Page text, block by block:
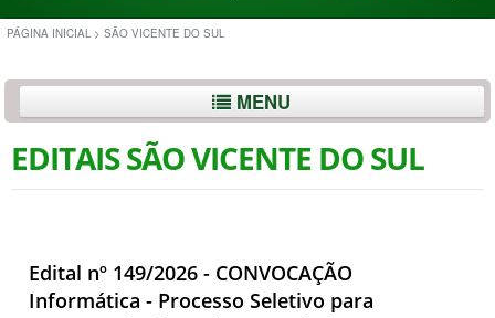
PÁGINA INICIAL > SÃO VICENTE DO SUL
MENU
EDITAIS SÃO VICENTE DO SUL
Edital nº 149/2026 - CONVOCAÇÃO
Informática - Processo Seletivo para